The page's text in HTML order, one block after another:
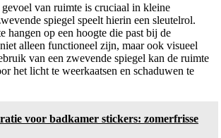
van ruimte is cruciaal in kleine
spiegel speelt hierin een sleutelrol.
hangen op een hoogte die past bij de
alleen functioneel zijn, maar ook visueel
van een zwevende spiegel kan de ruimte
het licht te weerkaatsen en schaduwen te
voor badkamer stickers: zomerfrisse